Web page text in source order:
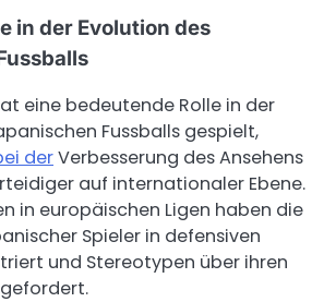
in der Evolution des
eine bedeutende Rolle in der
Fussballs gespielt,
derVerbesserung des Ansehens
auf internationaler Ebene.
in europäischen Ligen haben die
Spieler in defensiven
und Stereotypen über ihren